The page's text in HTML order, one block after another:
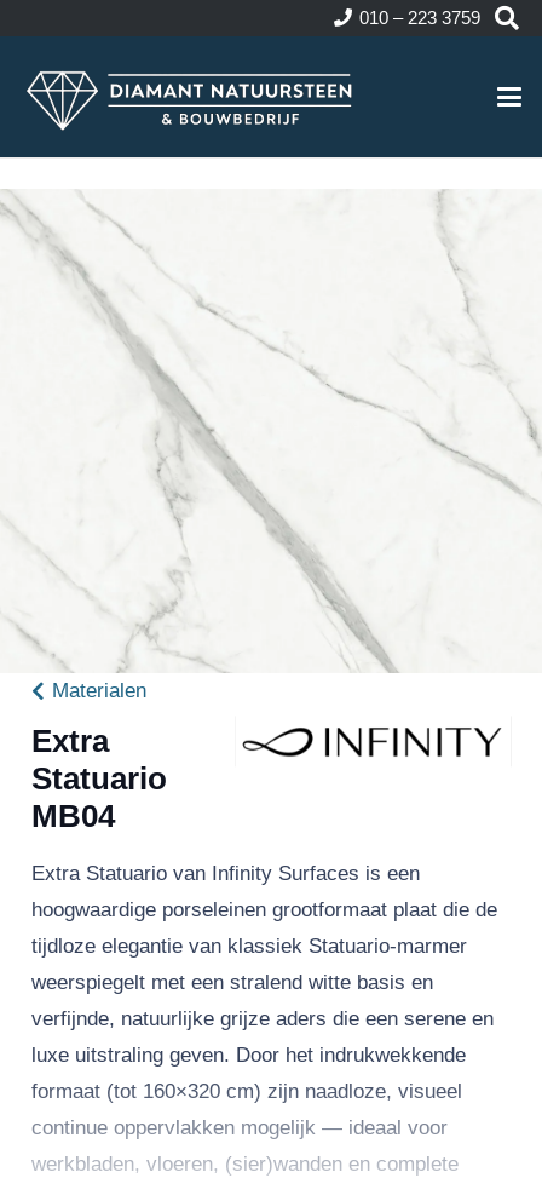
010 – 223 3759
Materialen
Extra
Statuario
MB04
Extra Statuario van Infinity Surfaces is een
hoogwaardige porseleinen grootformaat plaat die de
tijdloze elegantie van klassiek Statuario-marmer
weerspiegelt met een stralend witte basis en
verfijnde, natuurlijke grijze aders die een serene en
luxe uitstraling geven. Door het indrukwekkende
formaat (tot 160×320 cm) zijn naadloze, visueel
continue oppervlakken mogelijk — ideaal voor
werkbladen, vloeren, (sier)wanden en complete